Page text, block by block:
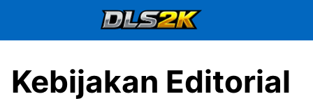
konten
Kebijakan Editorial